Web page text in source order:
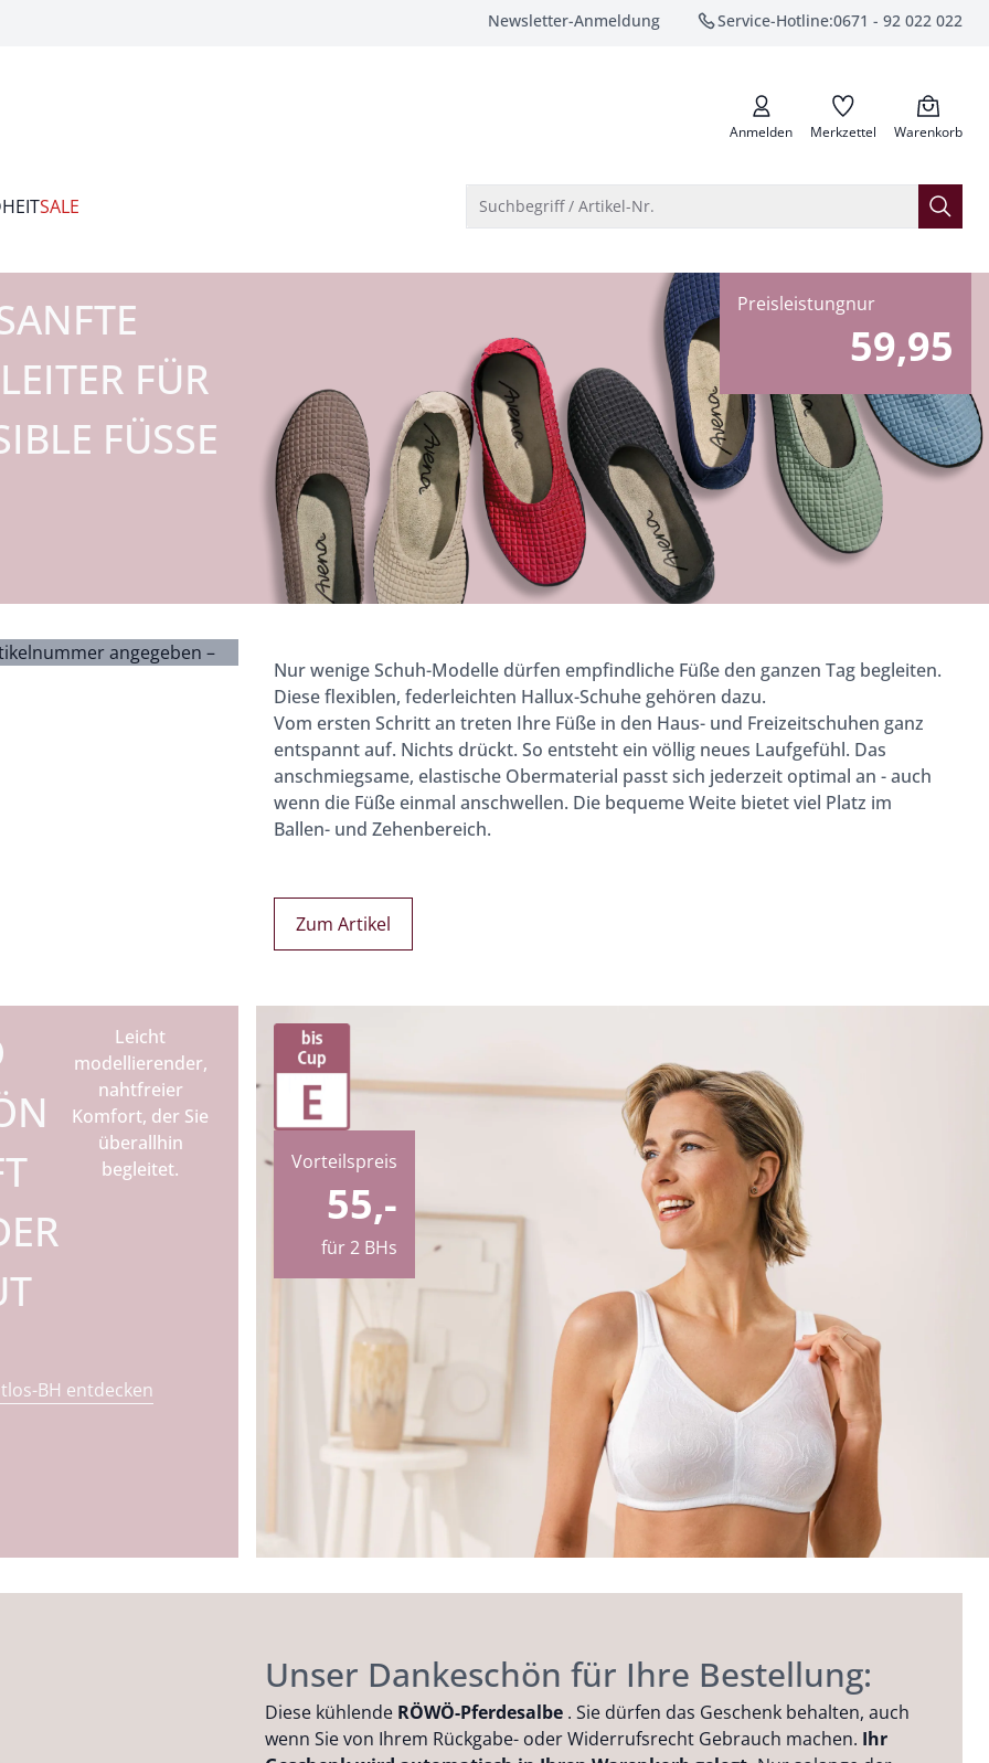
Newsletter-Anmeldung Service-Hotline:0671 - 92 022 022
anrufen
Anmelden Merkzettel Warenkorb
SALE Suchbegriff / Artikel-Nr.
FÜR
FÜSSE
Preisleistungnur
59,95
angegeben –
Nur wenige Schuh-Modelle dürfen empfindliche Füße den ganzen Tag begleiten.
Diese flexiblen, federleichten Hallux-Schuhe gehören dazu.
Vom ersten Schritt an treten Ihre Füße in den Haus- und Freizeitschuhen ganz
entspannt auf. Nichts drückt. So entsteht ein völlig neues Laufgefühl. Das
anschmiegsame, elastische Obermaterial passt sich jederzeit optimal an - auch
wenn die Füße einmal anschwellen. Die bequeme Weite bietet viel Platz im
Ballen- und Zehenbereich.
Zum Artikel
Leicht
modellierender,
nahtfreier
Komfort, der Sie
überallhin
begleitet.
BH entdecken
Vorteilspreis
55,-
für 2 BHs
Unser Dankeschön für Ihre Bestellung:
Diese kühlende RÖWÖ-Pferdesalbe . Sie dürfen das Geschenk behalten, auch
wenn Sie von Ihrem Rückgabe- oder Widerrufsrecht Gebrauch machen. Ihr